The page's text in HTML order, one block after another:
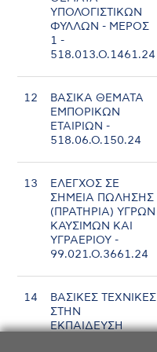
ΥΠΟΛΟΓΙΣΤΙΚΩΝ
ΦΥΛΛΩΝ - ΜΕΡΟΣ
1 -
518.013.Ο.1461.24
12
ΒΑΣΙΚΑ ΘΕΜΑΤΑ
ΕΜΠΟΡΙΚΩΝ
ΕΤΑΙΡΙΩΝ -
518.06.Ο.150.24
13
ΕΛΕΓΧΟΣ ΣΕ
ΣΗΜΕΙΑ ΠΩΛΗΣΗΣ
(ΠΡΑΤΗΡΙΑ) ΥΓΡΩΝ
ΚΑΥΣΙΜΩΝ ΚΑΙ
ΥΓΡΑΕΡΙΟΥ -
99.021.Ο.3661.24
14
ΒΑΣΙΚΕΣ ΤΕΧΝΙΚΕΣ
ΣΤΗΝ
ΕΚΠΑΙΔΕΥΣΗ